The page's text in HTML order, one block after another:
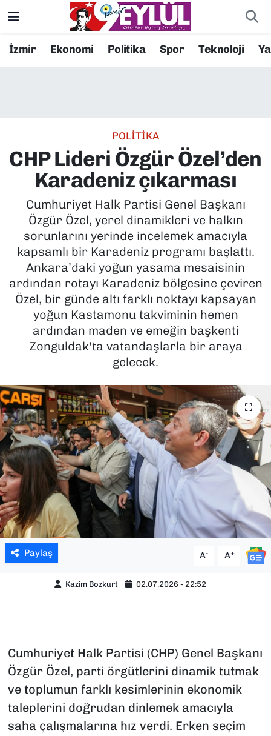
İzmir Ekonomi Politika Spor Teknoloji
POLİTİKA
CHP Lideri Özgür Özel’den
Karadeniz çıkarması
Cumhuriyet Halk Partisi Genel Başkanı
Özgür Özel, yerel dinamikleri ve halkın
sorunlarını yerinde incelemek amacıyla
kapsamlı bir Karadeniz programı başlattı.
Ankara’daki yoğun yasama mesaisinin
ardından rotayı Karadeniz bölgesine çeviren
Özel, bir günde altı farklı noktayı kapsayan
yoğun Kastamonu takviminin hemen
ardından maden ve emeğin başkenti
Zonguldak'ta vatandaşlarla bir araya
gelecek.
Paylaş A- A+
Kazim Bozkurt 02.07.2026 - 22:52
Cumhuriyet Halk Partisi (CHP) Genel Başkanı
Özgür Özel, parti örgütlerini dinamik tutmak
ve toplumun farklı kesimlerinin ekonomik
taleplerini doğrudan dinlemek amacıyla
saha çalışmalarına hız verdi. Erken seçim
Resmi İlanlar
EKONOMİ
KÜLTÜR SANAT
MAGAZİN
POLİTİKA
SAĞLIK
SPOR
TEKNOLOJİ
YAŞAM
YEREL YÖNETİMLER
Konak Nöbetçi Eczaneler
Süper Lig Puan Durumu ve Fikstür
Tüm Manşetler
Son Dakika Haberleri
Haber Arşivi